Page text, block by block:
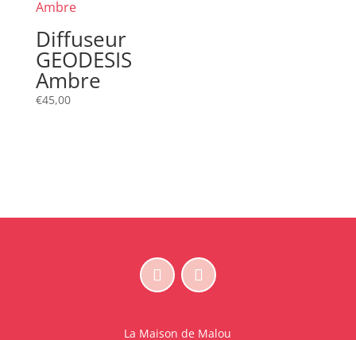
Diffuseur
GEODESIS
Ambre
€45,00
La Maison de Malou